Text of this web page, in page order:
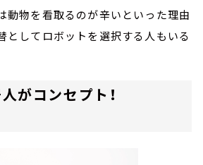
動物を看取るのが辛いといった理由
としてロボットを選択する人もいる
がコンセプト！